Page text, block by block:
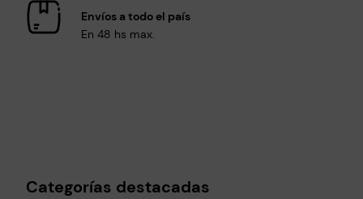
Envíos a todo el país
En 48 hs max.
Categorías destacadas